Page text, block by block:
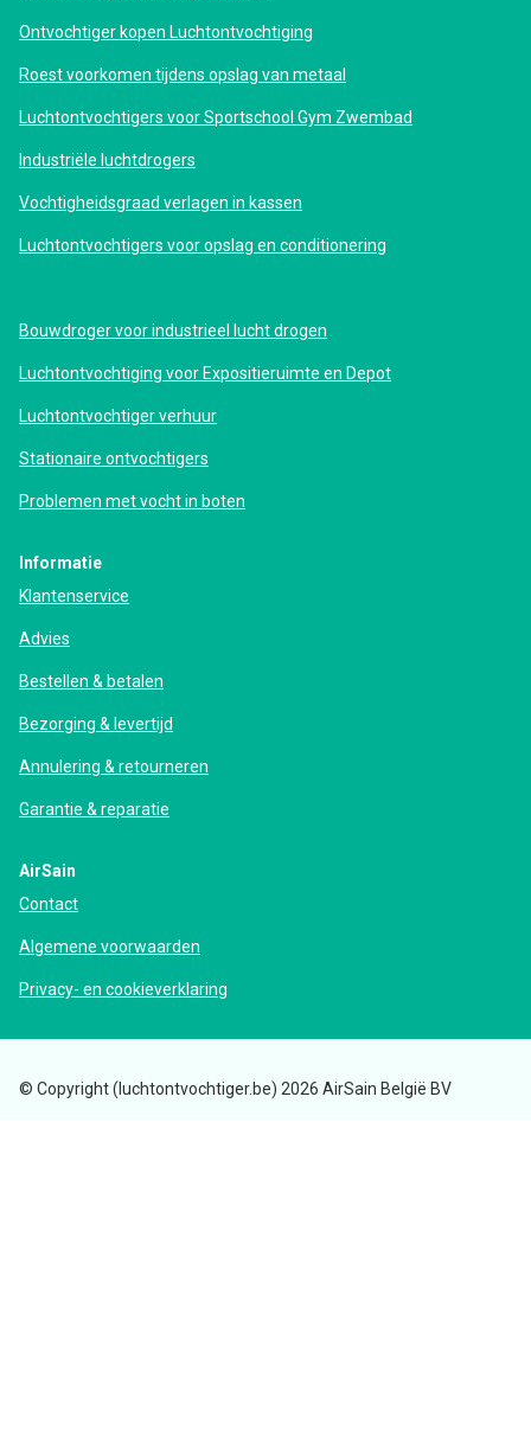
Ontvochtiger kopen Luchtontvochtiging
Roest voorkomen tijdens opslag van metaal
Luchtontvochtigers voor Sportschool Gym Zwembad
Industriële luchtdrogers
Vochtigheidsgraad verlagen in kassen
Luchtontvochtigers voor opslag en conditionering
Bouwdroger voor industrieel lucht drogen
Luchtontvochtiging voor Expositieruimte en Depot
Luchtontvochtiger verhuur
Stationaire ontvochtigers
Problemen met vocht in boten
Informatie
Klantenservice
Advies
Bestellen & betalen
Bezorging & levertijd
Annulering & retourneren
Garantie & reparatie
AirSain
Contact
Algemene voorwaarden
Privacy- en cookieverklaring
© Copyright (luchtontvochtiger.be) 2026 AirSain België BV